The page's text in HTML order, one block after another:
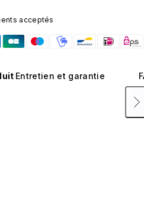
acceptés
Entretien et garantie